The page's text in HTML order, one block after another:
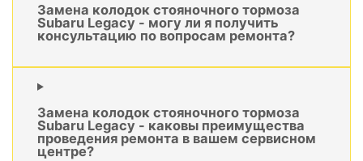
Замена колодок стояночного тормоза
Subaru Legacy - могу ли я получить
консультацию по вопросам ремонта?
Замена колодок стояночного тормоза
Subaru Legacy - каковы преимущества
проведения ремонта в вашем сервисном
центре?